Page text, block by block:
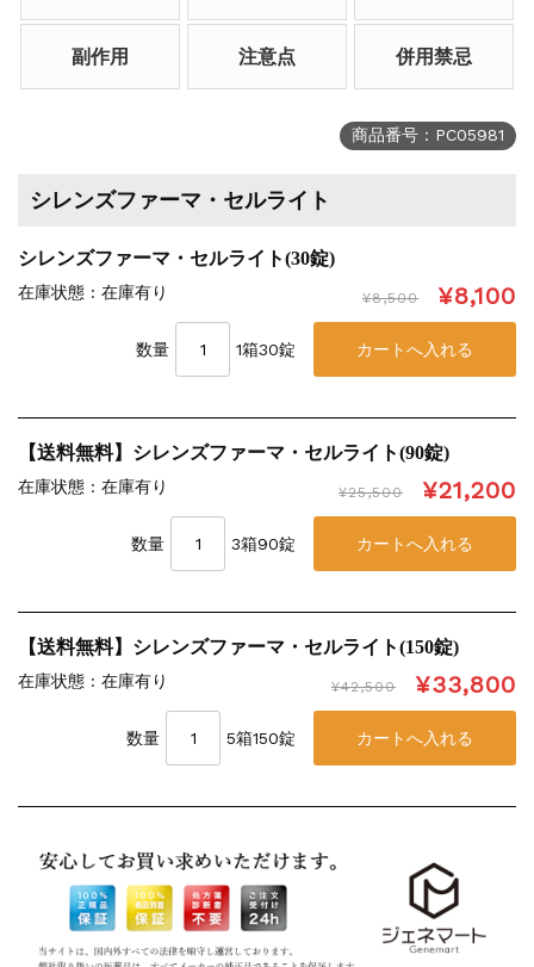
副作用 注意点 併用禁忌
商品番号：PC05981
シレンズファーマ・セルライト
シレンズファーマ・セルライト(30錠)
在庫状態 : 在庫有り ¥8,500 ¥8,100
数量 1箱30錠
【送料無料】シレンズファーマ・セルライト(90錠)
在庫状態 : 在庫有り ¥25,500 ¥21,200
数量 3箱90錠
【送料無料】シレンズファーマ・セルライト(150錠)
在庫状態 : 在庫有り ¥42,500 ¥33,800
数量 5箱150錠